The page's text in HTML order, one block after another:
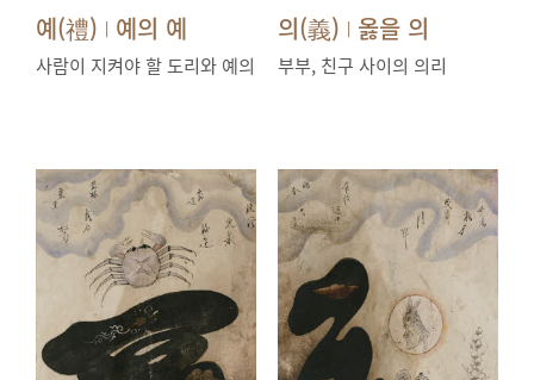
예(禮) | 예의 예
사람이 지켜야 할 도리와 예의
의(義) | 옳을 의
부부, 친구 사이의 의리